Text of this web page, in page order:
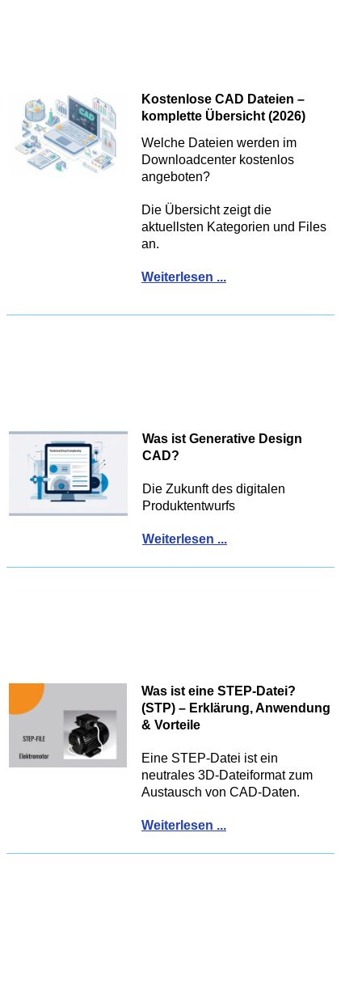
Kostenlose CAD Dateien –
komplette Übersicht (2026)
Welche Dateien werden im
Downloadcenter kostenlos
angeboten?
Die Übersicht zeigt die
aktuellsten Kategorien und Files
an.
Weiterlesen ...
Was ist Generative Design
CAD?
Die Zukunft des digitalen
Produktentwurfs
Weiterlesen ...
Was ist eine STEP-Datei?
(STP) – Erklärung, Anwendung
& Vorteile
Eine STEP-Datei ist ein
neutrales 3D-Dateiformat zum
Austausch von CAD-Daten.
Weiterlesen ...